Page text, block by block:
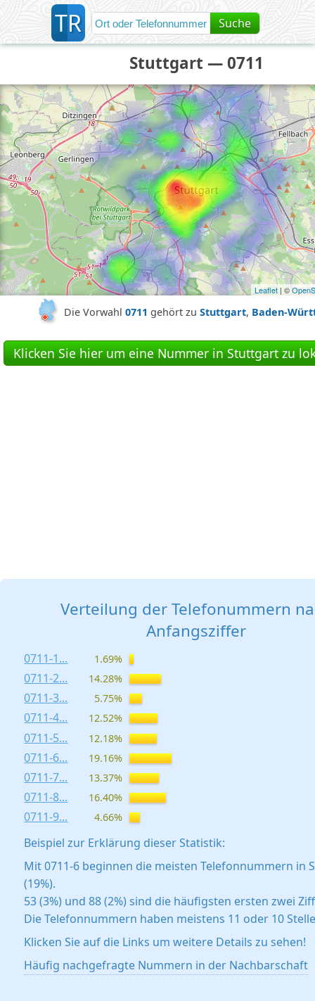
TR Suche
Stuttgart — 0711
Leaflet | ©
Die Vorwahl 0711 gehört zu Stuttgart, Baden-
Klicken Sie hier um eine Nummer in Stuttgart zu
Verteilung der Telefonummern
Anfangsziffer
0711-1... 1.69%
0711-2... 14.28%
0711-3... 5.75%
0711-4... 12.52%
0711-5... 12.18%
0711-6... 19.16%
0711-7... 13.37%
0711-8... 16.40%
0711-9... 4.66%
Beispiel zur Erklärung dieser Statistik:
Mit 0711-6 beginnen die meisten Telefonnummern in
(19%).
53 (3%) und 88 (2%) sind die häufigsten ersten zwei
Die Telefonnummern haben meistens 11 oder 10
Klicken Sie auf die Links um weitere Details zu sehen!
Häufig nachgefragte Nummern in der Nachbarschaft